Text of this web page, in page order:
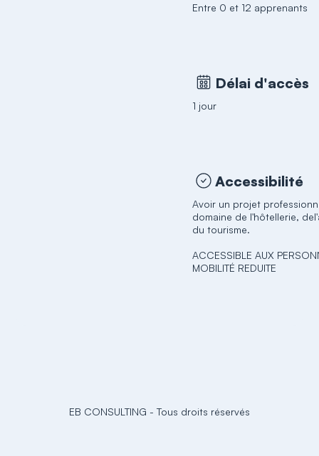
Entre 0 et 12 apprenants
Délai d'accès
1 jour
Accessibilité
Avoir un projet
domaine de l'hôtellerie,
du tourisme.
ACCESSIBLE AUX
MOBILITÉ REDUITE
EB CONSULTING - Tous droits réservés